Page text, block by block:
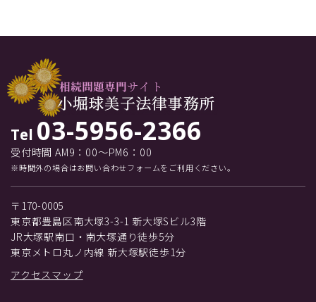
Tel 03-5956-2366
受付時間 AM9：00～PM6：00
※時間外の場合はお問い合わせフォームをご利用ください。
〒170-0005
東京都豊島区南大塚3-3-1 新大塚Sビル3階
JR大塚駅南口・南大塚通り徒歩5分
東京メトロ丸ノ内線 新大塚駅徒歩1分
アクセスマップ